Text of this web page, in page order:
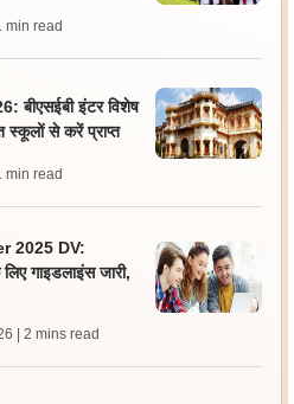
min read
इंटर विशेष
स्कूलों से करें प्राप्त
min read
2025 DV:
गाइडलाइंस जारी,
| 2 mins read